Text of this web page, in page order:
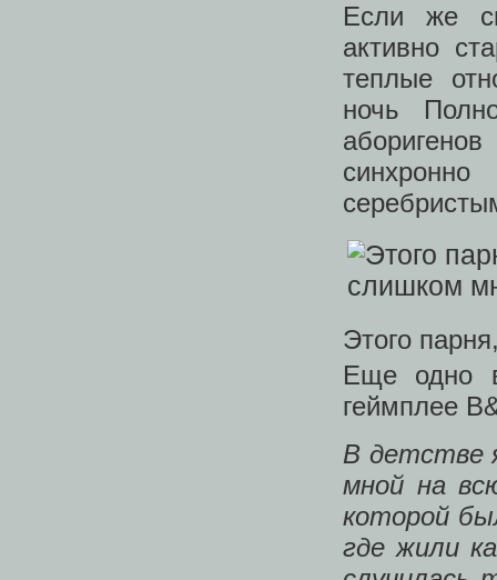
Если же
активно
теплые
ночь
Этого
Еще одно
геймплее
В детстве
мной на
которой
где жили